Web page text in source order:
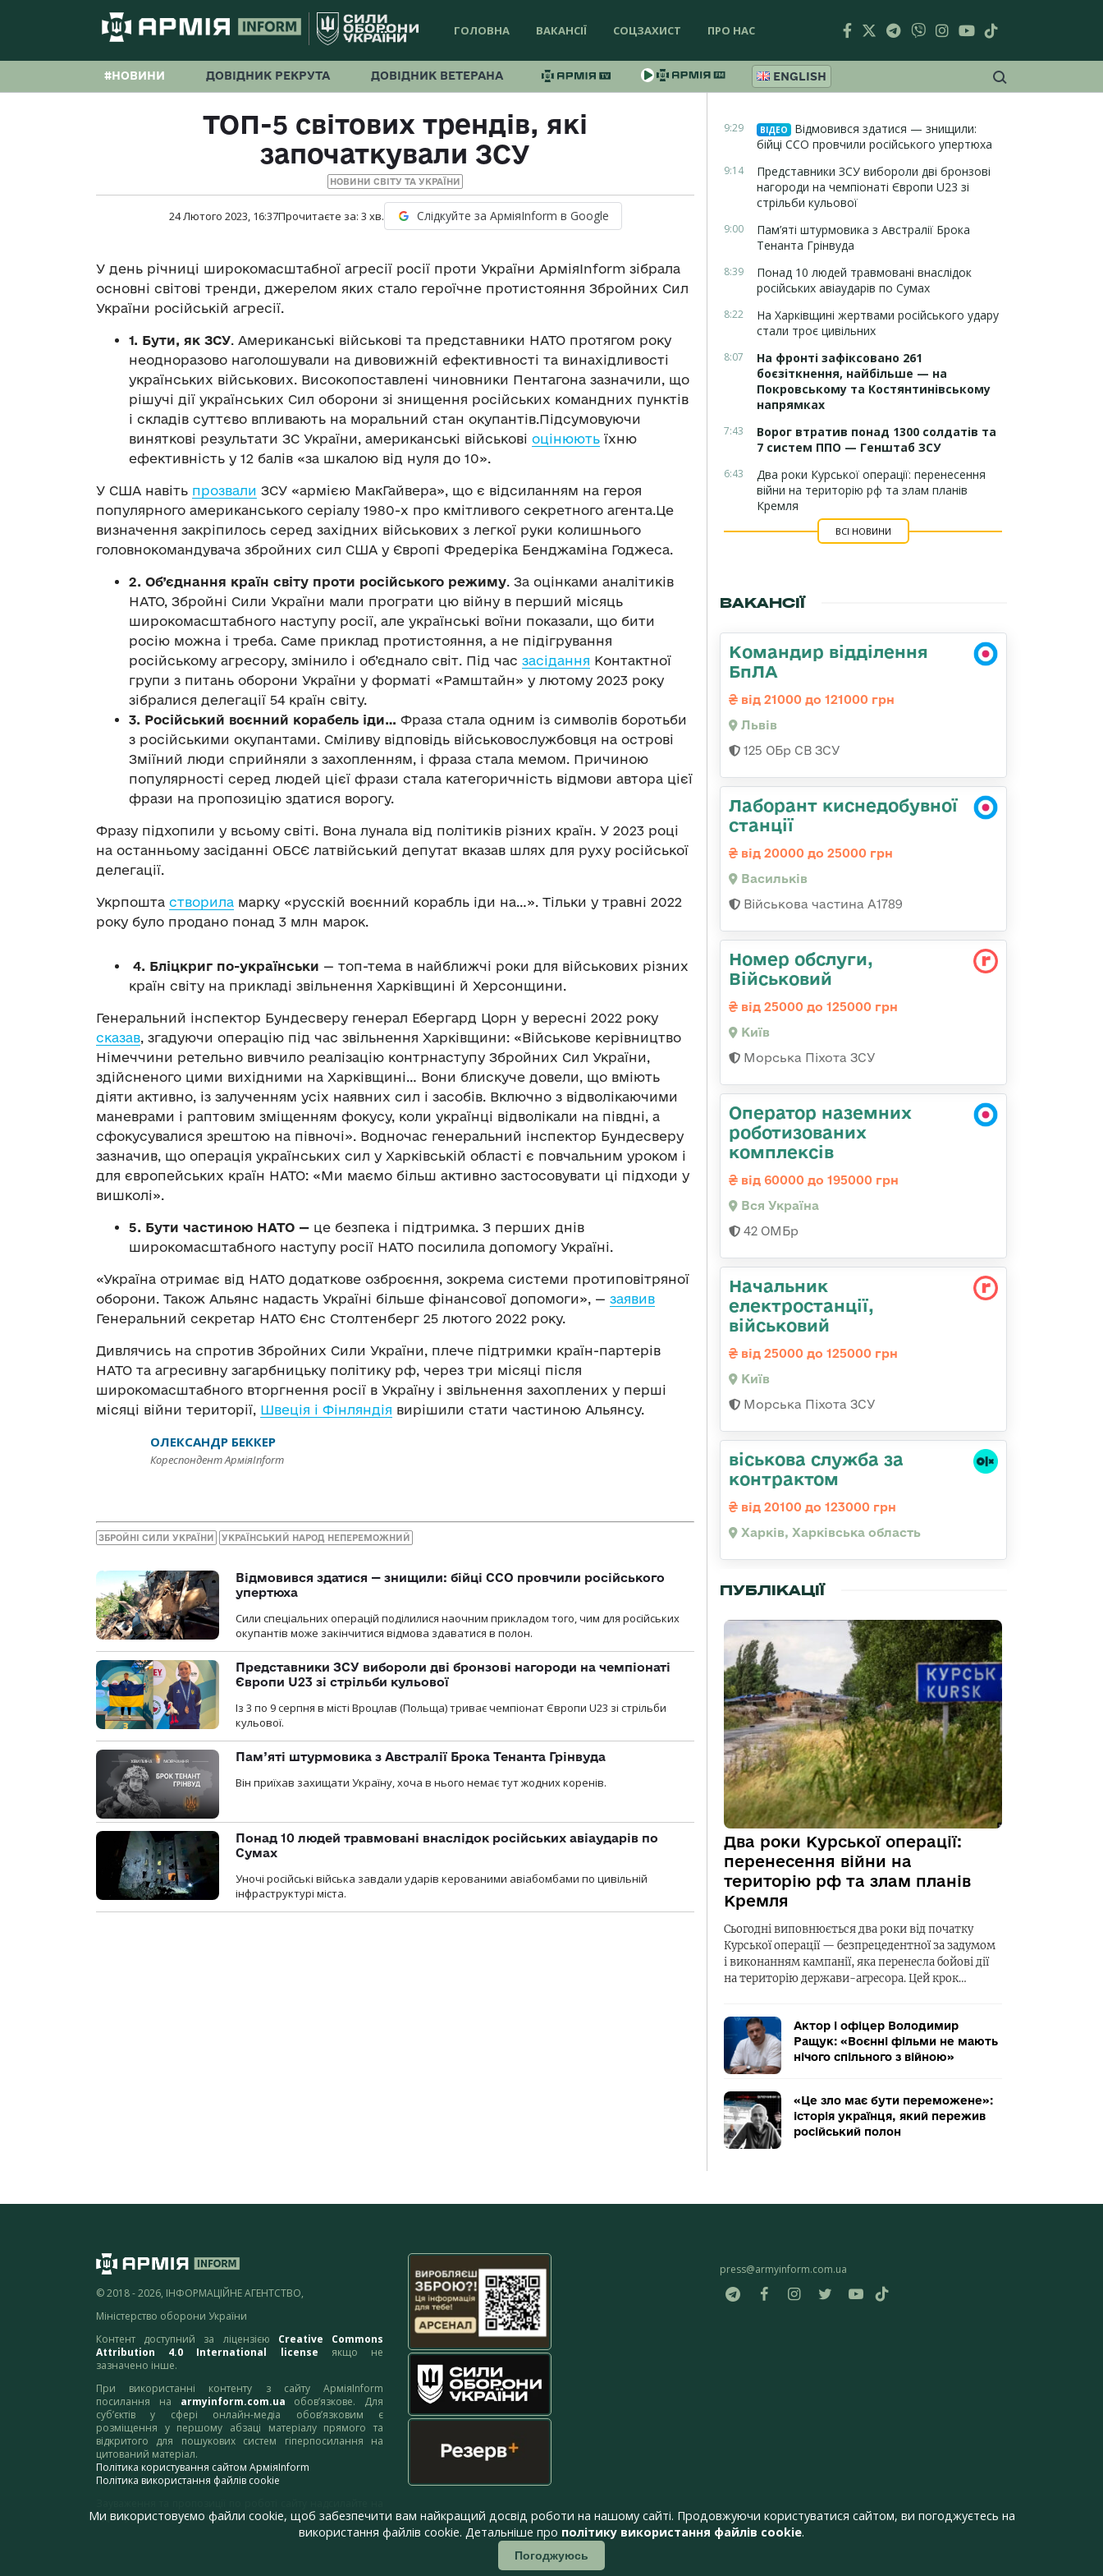
ГОЛОВНА ВАКАНСІЇ СОЦЗАХИСТ ПРО НАС
#НОВИНИ ДОВІДНИК РЕКРУТА ДОВІДНИК ВЕТЕРАНА ENGLISH
ТОП-5 світових трендів, які
започаткували ЗСУ
НОВИНИ СВІТУ ТА УКРАЇНИ
24 Лютого 2023, 16:37Прочитаєте за: 3 хв. Слідкуйте за АрміяInform в Google
У день річниці широкомасштабної агресії росії проти України АрміяInform зібрала
основні світові тренди, джерелом яких стало героїчне протистояння Збройних Сил
України російській агресії.
1. Бути, як ЗСУ. Американські військові та представники НАТО протягом року
неодноразово наголошували на дивовижній ефективності та винахідливості
українських військових. Високопоставлені чиновники Пентагона зазначили, що
рішучі дії українських Сил оборони зі знищення російських командних пунктів
і складів суттєво впливають на моральний стан окупантів.Підсумовуючи
виняткові результати ЗС України, американські військові оцінюють їхню
ефективність у 12 балів «за шкалою від нуля до 10».
У США навіть прозвали ЗСУ «армією МакГайвера», що є відсиланням на героя
популярного американського серіалу 1980-х про кмітливого секретного агента.Це
визначення закріпилось серед західних військових з легкої руки колишнього
головнокомандувача збройних сил США у Європі Фредеріка Бенджаміна Годжеса.
2. Об’єднання країн світу проти російського режиму. За оцінками аналітиків
НАТО, Збройні Сили України мали програти цю війну в перший місяць
широкомасштабного наступу росії, але українські воїни показали, що бити
росію можна і треба. Саме приклад протистояння, а не підігрування
російському агресору, змінило і об’єднало світ. Під час засідання Контактної
групи з питань оборони України у форматі «Рамштайн» у лютому 2023 року
зібралися делегації 54 країн світу.
3. Російський воєнний корабель іди… Фраза стала одним із символів боротьби
з російськими окупантами. Сміливу відповідь військовослужбовця на острові
Зміїний люди сприйняли з захопленням, і фраза стала мемом. Причиною
популярності серед людей цієї фрази стала категоричність відмови автора цієї
фрази на пропозицію здатися ворогу.
Фразу підхопили у всьому світі. Вона лунала від політиків різних країн. У 2023 році
на останньому засіданні ОБСЄ латвійський депутат вказав шлях для руху російської
делегації.
Укрпошта створила марку «русскій воєнний корабль іди на…». Тільки у травні 2022
року було продано понад 3 млн марок.
4. Бліцкриг по-українськи — топ-тема в найближчі роки для військових різних
країн світу на прикладі звільнення Харківщині й Херсонщини.
Генеральний інспектор Бундесверу генерал Ебергард Цорн у вересні 2022 року
сказав, згадуючи операцію під час звільнення Харківщини: «Військове керівництво
Німеччини ретельно вивчило реалізацію контрнаступу Збройних Сил України,
здійсненого цими вихідними на Харківщині… Вони блискуче довели, що вміють
діяти активно, із залученням усіх наявних сил і засобів. Включно з відволікаючими
маневрами і раптовим зміщенням фокусу, коли українці відволікали на півдні, а
сфокусувалися зрештою на півночі». Водночас генеральний інспектор Бундесверу
зазначив, що операція українських сил у Харківській області є повчальним уроком і
для європейських країн НАТО: «Ми маємо більш активно застосовувати ці підходи у
вишколі».
5. Бути частиною НАТО — це безпека і підтримка. З перших днів
широкомасштабного наступу росії НАТО посилила допомогу Україні.
«Україна отримає від НАТО додаткове озброєння, зокрема системи протиповітряної
оборони. Також Альянс надасть Україні більше фінансової допомоги», — заявив
Генеральний секретар НАТО Єнс Столтенберг 25 лютого 2022 року.
Дивлячись на спротив Збройних Сили України, плече підтримки країн-партерів
НАТО та агресивну загарбницьку політику рф, через три місяці після
широкомасштабного вторгнення росії в Україну і звільнення захоплених у перші
місяці війни території, Швеція і Фінляндія вирішили стати частиною Альянсу.
ОЛЕКСАНДР БЕККЕР
Кореспондент АрміяInform
ЗБРОЙНІ СИЛИ УКРАЇНИ УКРАЇНСЬКИЙ НАРОД НЕПЕРЕМОЖНИЙ
Відмовився здатися — знищили: бійці ССО провчили російського
упертюха
Сили спеціальних операцій поділилися наочним прикладом того, чим для російських
окупантів може закінчитися відмова здаватися в полон.
Представники ЗСУ вибороли дві бронзові нагороди на чемпіонаті
Європи U23 зі стрільби кульової
Із 3 по 9 серпня в місті Вроцлав (Польща) триває чемпіонат Європи U23 зі стрільби
кульової.
Пам’яті штурмовика з Австралії Брока Тенанта Грінвуда
Він приїхав захищати Україну, хоча в нього немає тут жодних коренів.
Понад 10 людей травмовані внаслідок російських авіаударів по
Сумах
Уночі російські війська завдали ударів керованими авіабомбами по цивільній
інфраструктурі міста.
9:29 ВІДЕО
Відмовився здатися — знищили:
бійці ССО провчили російського упертюха
9:14
Представники ЗСУ вибороли дві бронзові
нагороди на чемпіонаті Європи U23 зі
стрільби кульової
9:00
Пам’яті штурмовика з Австралії Брока
Тенанта Грінвуда
8:39
Понад 10 людей травмовані внаслідок
російських авіаударів по Сумах
8:22
На Харківщині жертвами російського удару
стали троє цивільних
8:07
На фронті зафіксовано 261
боєзіткнення, найбільше — на
Покровському та Костянтинівському
напрямках
7:43
Ворог втратив понад 1300 солдатів та
7 систем ППО — Генштаб ЗСУ
6:43
Два роки Курської операції: перенесення
війни на територію рф та злам планів
Кремля
ВСІ НОВИНИ
ВАКАНСІЇ
Командир відділення
БпЛА
від 21000 до 121000 грн
Львів
125 ОБр СВ ЗСУ
Лаборант киснедобувної
станції
від 20000 до 25000 грн
Васильків
Військова частина А1789
Номер обслуги,
Військовий
від 25000 до 125000 грн
Київ
Морська Піхота ЗСУ
Оператор наземних
роботизованих
комплексів
від 60000 до 195000 грн
Вся Україна
42 ОМБр
Начальник
електpостанції,
військовий
від 25000 до 125000 грн
Київ
Морська Піхота ЗСУ
віськова служба за
контрактом
від 20100 до 123000 грн
Харків, Харківська область
ПУБЛІКАЦІЇ
Два роки Курської операції:
перенесення війни на
територію рф та злам планів
Кремля
Сьогодні виповнюється два роки від початку
Курської операції — безпрецедентної за задумом
і виконанням кампанії, яка перенесла бойові дії
на територію держави-агресора. Цей крок…
Актор і офіцер Володимир
Ращук: «Воєнні фільми не мають
нічого спільного з війною»
«Це зло має бути переможене»:
історія українця, який пережив
російський полон
© 2018 - 2026, ІНФОРМАЦІЙНЕ АГЕНТСТВО,
Міністерство оборони України
Контент доступний за ліцензією Creative Commons
Attribution 4.0 International license якщо не
зазначено інше.
При використанні контенту з сайту АрміяInform
посилання на armyinform.com.ua обов’язкове. Для
суб’єктів у сфері онлайн-медіа обов’язковим є
розміщення у першому абзаці матеріалу прямого та
відкритого для пошукових систем гіперпосилання на
цитований матеріал.
Політика користування сайтом АрміяInform
Політика використання файлів cookie
адресу:webmaster@armyinform.com.ua
press@armyinform.com.ua
Ми використовуємо файли cookie, щоб забезпечити вам найкращий досвід роботи на нашому сайті. Продовжуючи користуватися сайтом, ви погоджуєтесь на
використання файлів cookie. Детальніше про політику використання файлів cookie.
Погоджуюсь